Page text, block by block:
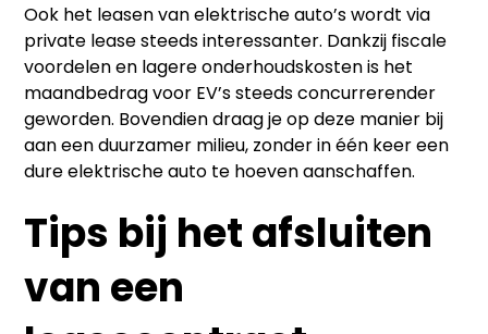
Ook het leasen van elektrische auto’s wordt via
private lease steeds interessanter. Dankzij fiscale
voordelen en lagere onderhoudskosten is het
maandbedrag voor EV’s steeds concurrerender
geworden. Bovendien draag je op deze manier bij
aan een duurzamer milieu, zonder in één keer een
dure elektrische auto te hoeven aanschaffen.
Tips bij het afsluiten
van een